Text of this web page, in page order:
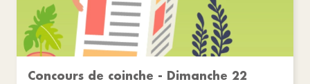
Concours de coinche - Dimanche 22